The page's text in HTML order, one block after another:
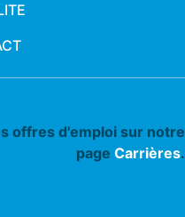
offres d'emploi sur notre
page Carrières.